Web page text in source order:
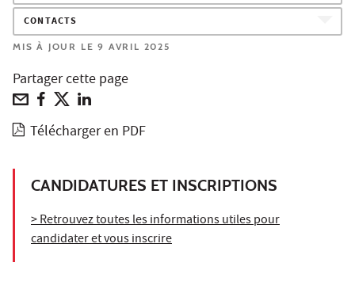
CONTACTS
MIS À JOUR LE 9 AVRIL 2025
Partager cette page
Télécharger en PDF
CANDIDATURES ET INSCRIPTIONS
> Retrouvez toutes les informations utiles pour
candidater et vous inscrire